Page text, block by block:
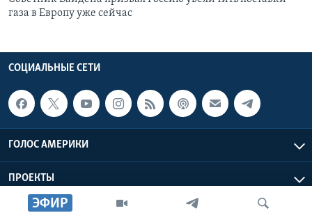
ЭФИР
газа в Европу уже сейчас
СОЦИАЛЬНЫЕ СЕТИ
ГОЛОС АМЕРИКИ
ПРОЕКТЫ